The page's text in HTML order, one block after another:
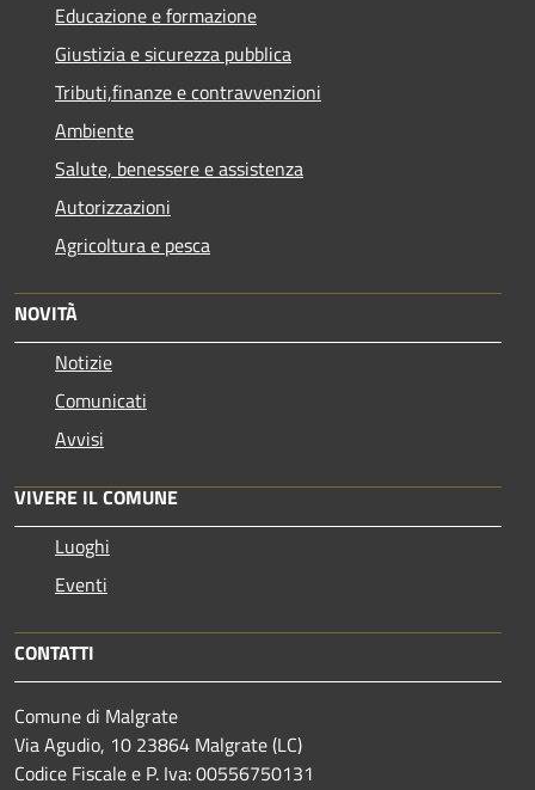
Educazione e formazione
Giustizia e sicurezza pubblica
Tributi,finanze e contravvenzioni
Ambiente
Salute, benessere e assistenza
Autorizzazioni
Agricoltura e pesca
NOVITÀ
Notizie
Comunicati
Avvisi
VIVERE IL COMUNE
Luoghi
Eventi
CONTATTI
Comune di Malgrate
Via Agudio, 10 23864 Malgrate (LC)
Codice Fiscale e P. Iva: 00556750131